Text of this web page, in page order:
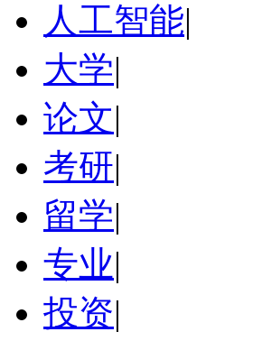
人工智能|
大学|
论文|
考研|
留学|
专业|
投资|